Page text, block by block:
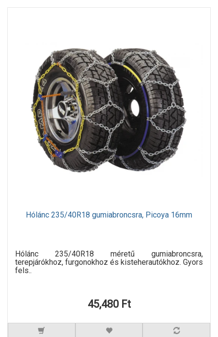
Hólánc 235/40R18 gumiabroncsra, Picoya 16mm
Hólánc 235/40R18 méretű gumiabroncsra,
terepjárókhoz, furgonokhoz és kisteherautókhoz. Gyors
fels..
45,480 Ft